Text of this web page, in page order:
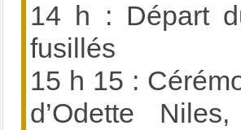
14 h : Départ
fusillés
15 h 15 :
d’Odette